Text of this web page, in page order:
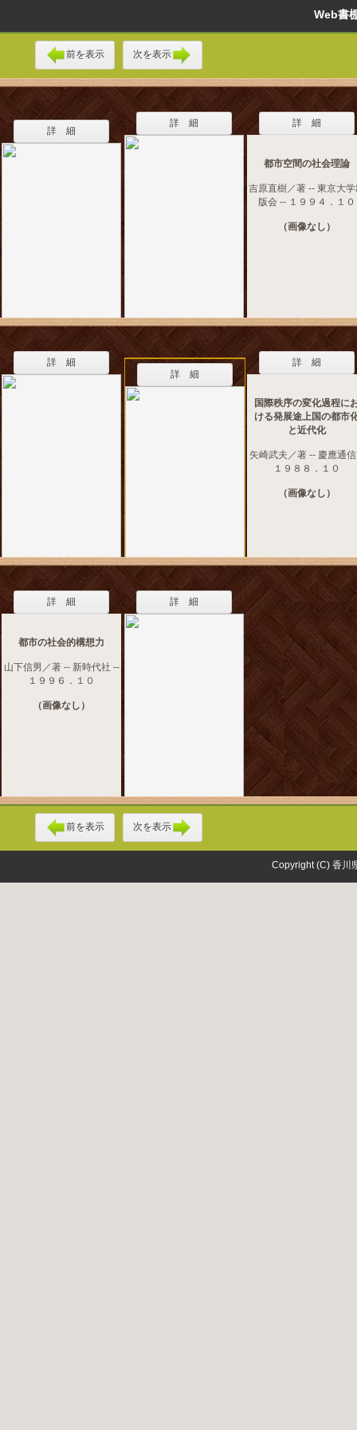
Web
前を表示 次を表示
詳 細
詳 細 詳 細
都市空間の社会理論
吉原直樹／著 -- 東京大
版会 -- １９９４．１０
（画像なし）
詳 細
詳 細
詳 細
国際秩序の変化過程に
ける発展途上国の都市
と近代化
矢崎武夫／著 -- 慶應通
１９８８．１０
（画像なし）
詳 細
都市の社会的構想力
山下信男／著 -- 新時代社 --
１９９６．１０
（画像なし）
詳 細
前を表示 次を表示
Copyright (C) 香川